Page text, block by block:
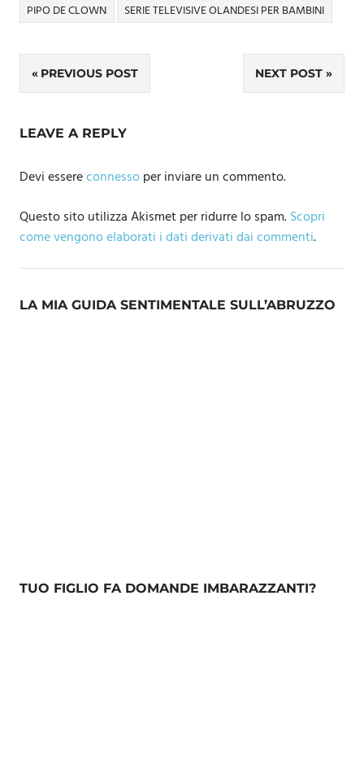
PIPO DE CLOWN
SERIE TELEVISIVE OLANDESI PER BAMBINI
Navigazione
PREVIOUS POST NEXT POST
LEAVE A REPLY
Devi essereconnessoper inviare un commento.
Questo sito utilizza Akismet per ridurre lo spam.Scopri
come vengono elaborati i dati derivati dai commenti.
LA MIA GUIDA SENTIMENTALE SULL’ABRUZZO
TUO FIGLIO FA DOMANDE IMBARAZZANTI?